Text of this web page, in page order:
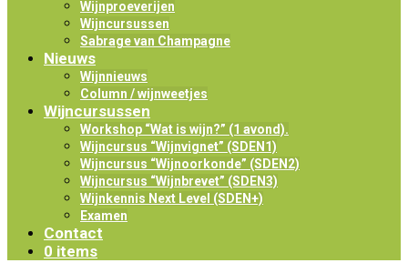
Wijnproeverijen
Wijncursussen
Sabrage van Champagne
Nieuws
Wijnnieuws
Column / wijnweetjes
Wijncursussen
Workshop “Wat is wijn?” (1 avond).
Wijncursus “Wijnvignet” (SDEN1)
Wijncursus “Wijnoorkonde” (SDEN2)
Wijncursus “Wijnbrevet” (SDEN3)
Wijnkennis Next Level (SDEN+)
Examen
Contact
0 items